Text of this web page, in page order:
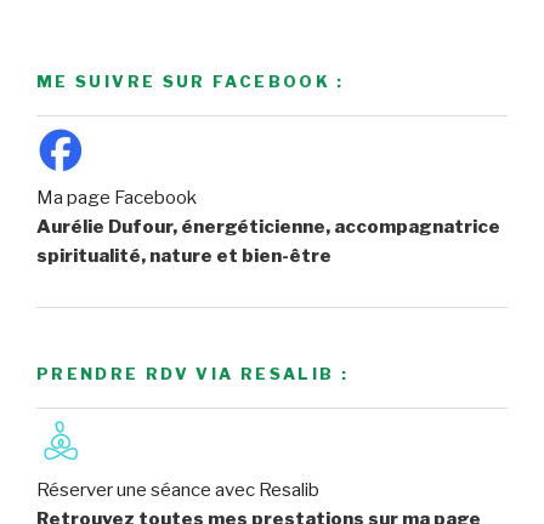
ME SUIVRE SUR FACEBOOK :
Ma page Facebook
Aurélie Dufour, énergéticienne, accompagnatrice
spiritualité, nature et bien-être
PRENDRE RDV VIA RESALIB :
Réserver une séance avec Resalib
Retrouvez toutes mes prestations sur ma page